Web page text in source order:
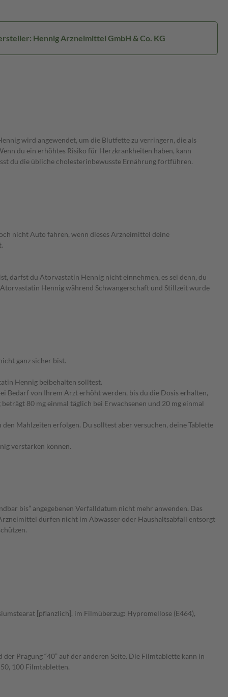
Hennig Arzneimittel GmbH & Co. KG
wird angewendet, um die Blutfette zu verringern, die als
du ein erhöhtes Risiko für Herzkrankheiten haben, kann
du die übliche cholesterinbewusste Ernährung fortführen.
nicht Auto fahren, wenn dieses Arzneimittel deine
darfst du Atorvastatin Hennig nicht einnehmen, es sei denn, du
Hennig während Schwangerschaft und Stillzeit wurde
ganz sicher bist.
Hennig beibehalten solltest.
Bedarf von Ihrem Arzt erhöht werden, bis du die Dosis erhalten,
80 mg einmal täglich bei Erwachsenen und 20 mg einmal
Mahlzeiten erfolgen. Du solltest aber versuchen, deine Tablette
verstärken können.
bis” angegebenen Verfalldatum nicht mehr anwenden. Das
dürfen nicht im Abwasser oder Haushaltsabfall entsorgt
[pflanzlich]. im Filmüberzug: Hypromellose (E464),
Prägung “40” auf der anderen Seite. Die Filmtablette kann in
100 Filmtabletten.